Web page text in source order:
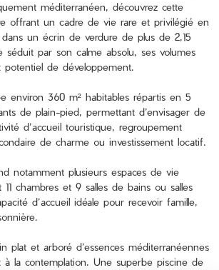
méditerranéen, découvrez cette
offrant un cadre de vie rare et privilégié en
un écrin de verdure de plus de 2,15
séduit par son calme absolu, ses volumes
de développement.
environ 360 m² habitables répartis en 5
de plain-pied, permettant d’envisager de
d’accueil touristique, regroupement
de charme ou investissement locatif.
notamment plusieurs espaces de vie
11 chambres et 9 salles de bains ou salles
d’accueil idéale pour recevoir famille,
plat et arboré d’essences méditerranéennes
la contemplation. Une superbe piscine de